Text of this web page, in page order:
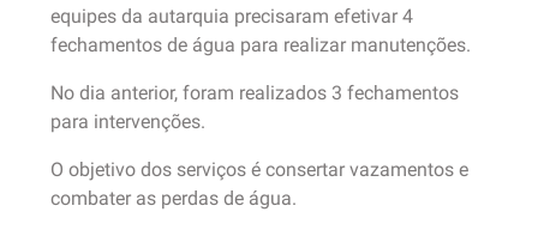
equipes da autarquia precisaram efetivar 4
fechamentos de água para realizar manutenções.
No dia anterior, foram realizados 3 fechamentos
para intervenções.
O objetivo dos serviços é consertar vazamentos e
combater as perdas de água.